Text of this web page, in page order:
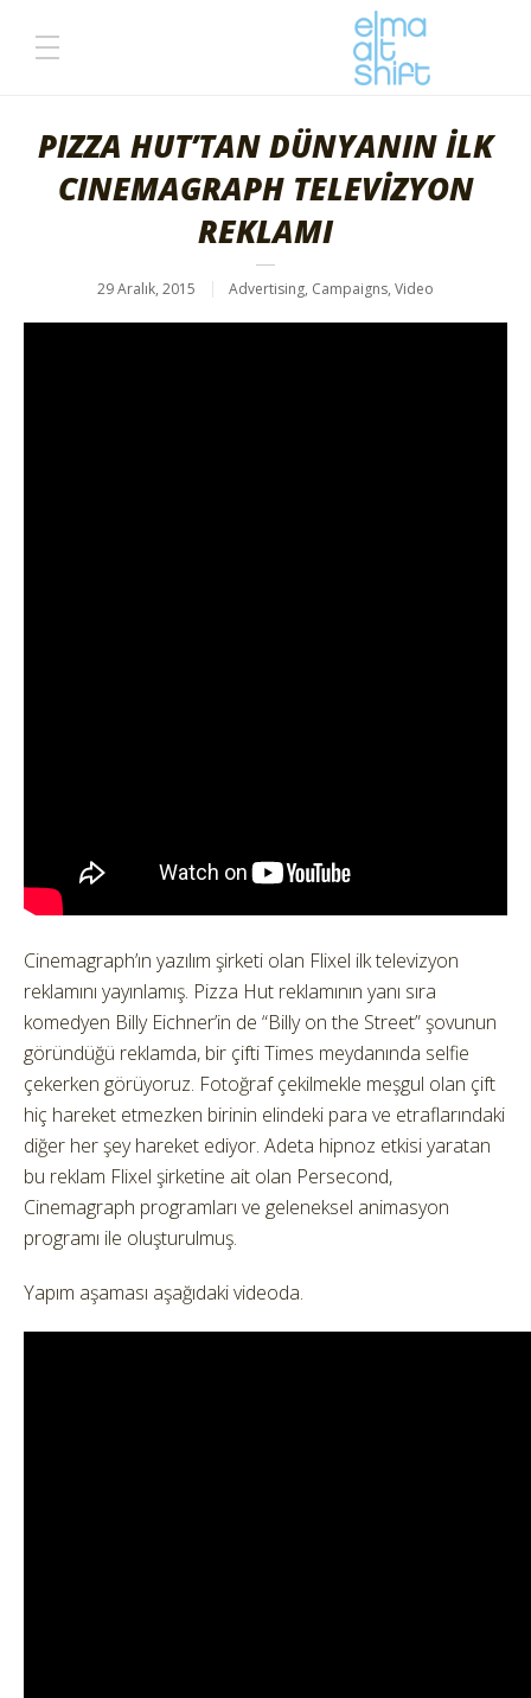
PIZZA HUT’TAN DÜNYANIN İLK
CINEMAGRAPH TELEVİZYON
REKLAMI
29 Aralık, 2015 Advertising, Campaigns, Video
Cinemagraph’ın yazılım şirketi olan Flixel ilk televizyon
reklamını yayınlamış. Pizza Hut reklamının yanı sıra
komedyen Billy Eichner’in de “Billy on the Street” şovunun
göründüğü reklamda, bir çifti Times meydanında selfie
çekerken görüyoruz. Fotoğraf çekilmekle meşgul olan çift
hiç hareket etmezken birinin elindeki para ve etraflarındaki
diğer her şey hareket ediyor. Adeta hipnoz etkisi yaratan
bu reklam Flixel şirketine ait olan Persecond,
Cinemagraph programları ve geleneksel animasyon
programı ile oluşturulmuş.
Yapım aşaması aşağıdaki videoda.